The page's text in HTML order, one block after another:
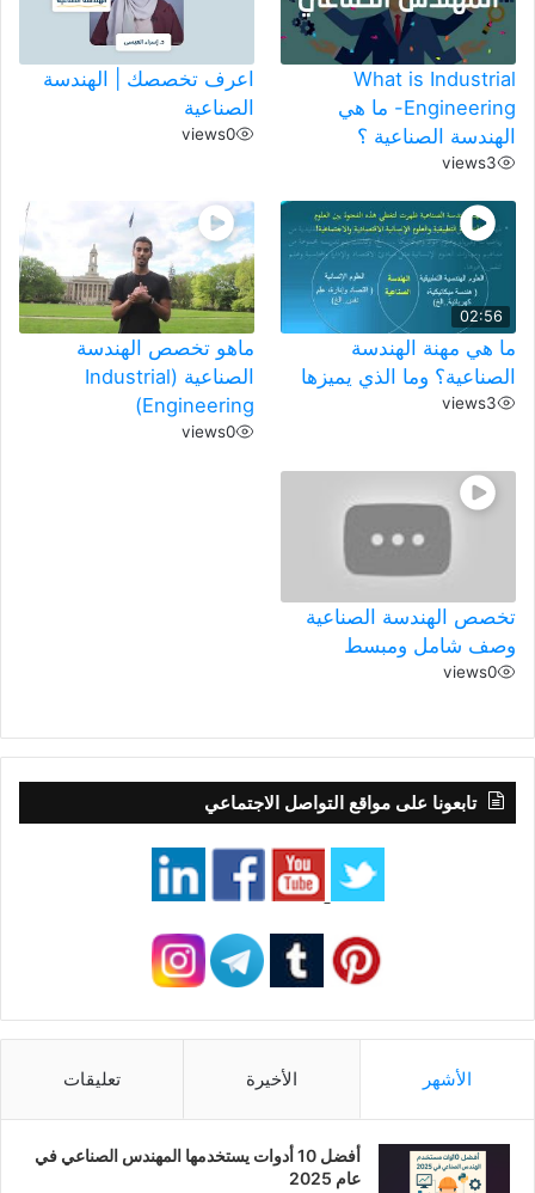
What is Industrial
Engineering- ما هي
الهندسة الصناعية ؟
3
views
اعرف تخصصك | الهندسة
الصناعية
0
views
02:56
ما هي مهنة الهندسة
الصناعية؟ وما الذي يميزها
3
views
ماهو تخصص الهندسة
الصناعية (Industrial
Engineering)
0
views
تخصص الهندسة الصناعية
وصف شامل ومبسط
0
views
تابعونا على مواقع التواصل الاجتماعي
الأشهر الأخيرة تعليقات
أفضل 10 أدوات يستخدمها المهندس الصناعي في
عام 2025